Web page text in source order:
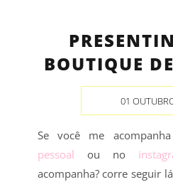
BOUTIQUE
01
Se você me
pessoal ou no
acompanha? corre seguir